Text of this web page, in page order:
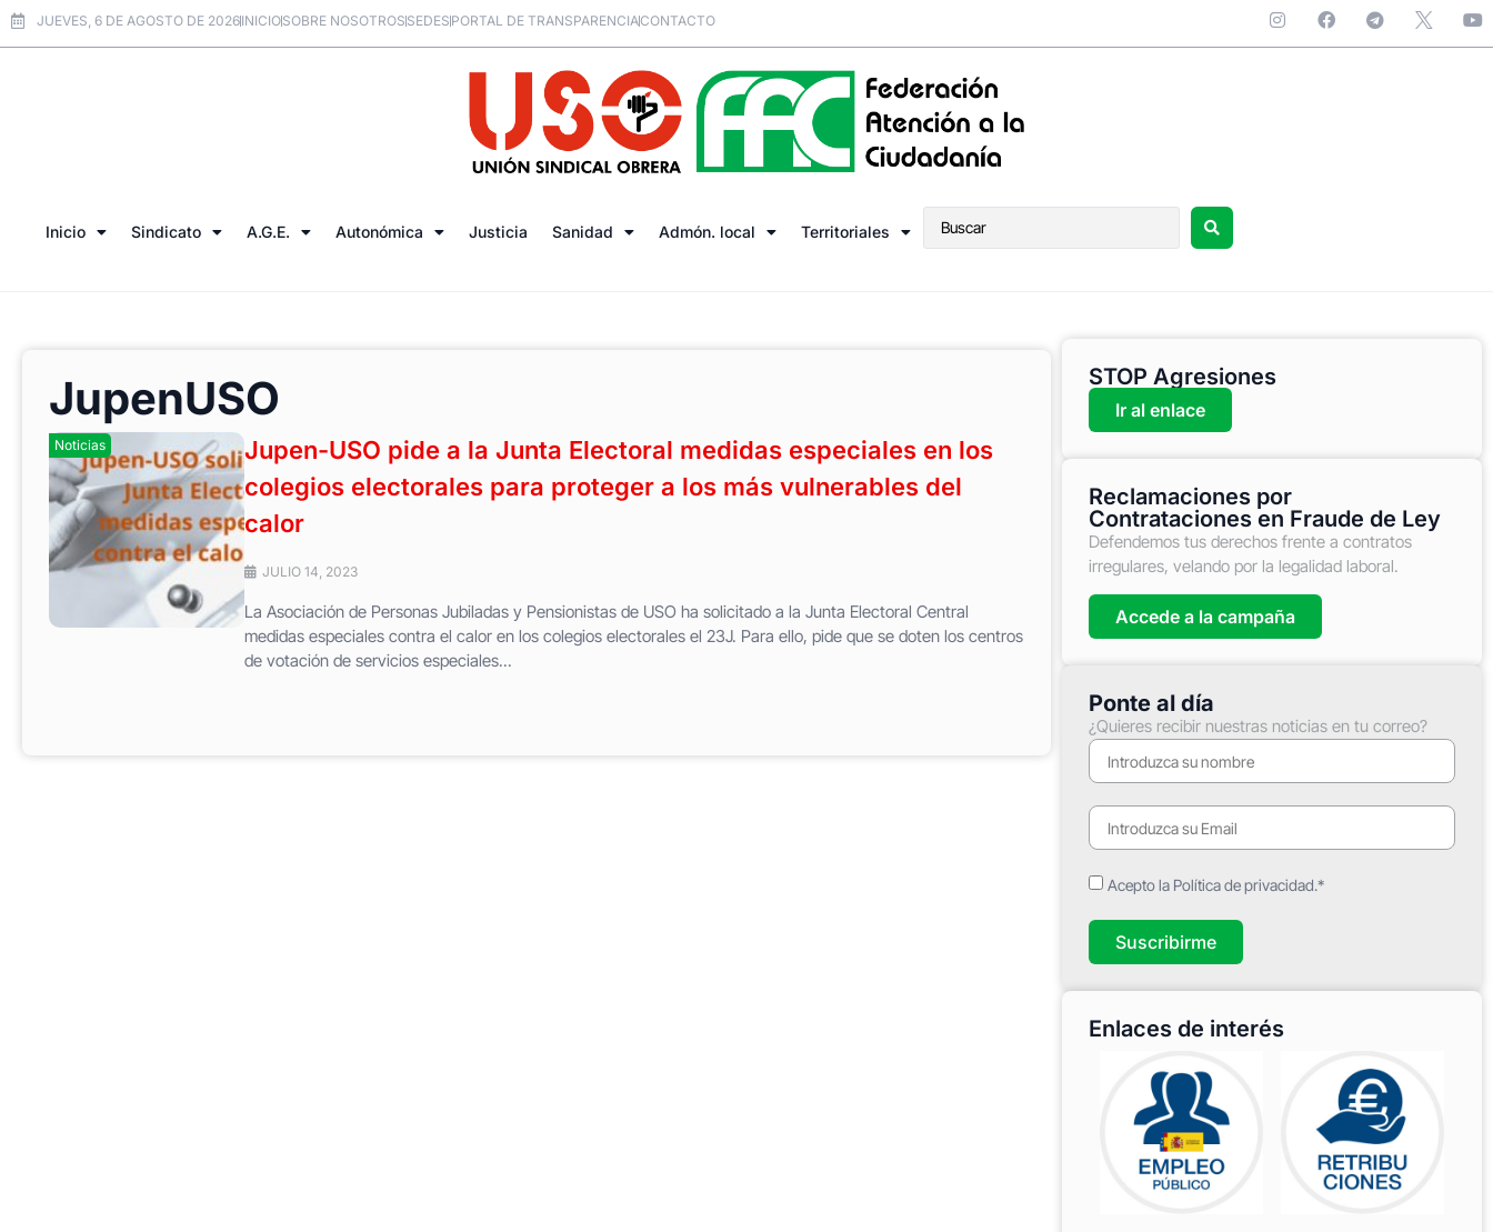
JUEVES, 6 DE AGOSTO DE 2026INICIOSOBRE NOSOTROSSEDESPORTAL DE TRANSPARENCIACONTACTO
Inicio Sindicato A.G.E. Autonómica Justicia Sanidad Admón. local Territoriales
JupenUSO
Noticias
Jupen-USO pide a la Junta Electoral medidas especiales en los
colegios electorales para proteger a los más vulnerables del
calor
JULIO 14, 2023
La Asociación de Personas Jubiladas y Pensionistas de USO ha solicitado a la Junta Electoral Central
medidas especiales contra el calor en los colegios electorales el 23J. Para ello, pide que se doten los centros
de votación de servicios especiales...
STOP Agresiones
Ir al enlace
Reclamaciones por
Contrataciones en Fraude de Ley
Defendemos tus derechos frente a contratos
irregulares, velando por la legalidad laboral.
Accede a la campaña
Ponte al día
¿Quieres recibir nuestras noticias en tu correo?
Acepto la Política de privacidad.*
Suscribirme
Enlaces de interés